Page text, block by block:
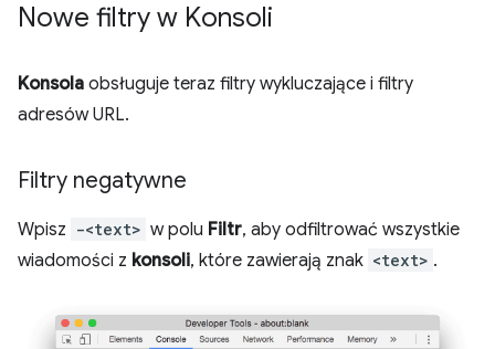
Nowe filtry w Konsoli
Konsola obsługuje teraz filtry wykluczające i filtry
adresów URL.
Filtry negatywne
Wpisz -<text> w polu Filtr, aby odfiltrować wszystkie
wiadomości z konsoli, które zawierają znak <text> .